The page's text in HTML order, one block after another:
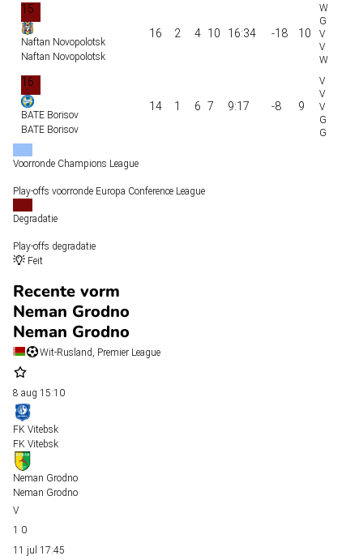
15
Naftan Novopolotsk
Naftan Novopolotsk
16 2 4 10 16:34 -18 10
16
BATE Borisov
BATE Borisov
14 1 6 7 9:17 -8 9
Voorronde Champions League
Play-offs voorronde Europa Conference League
Degradatie
Play-offs degradatie
Feit
Recente vorm
Neman Grodno
Neman Grodno
Wit-Rusland, Premier League
8 aug 15:10
FK Vitebsk
FK Vitebsk
Neman Grodno
Neman Grodno
1 0
11 jul 17:45